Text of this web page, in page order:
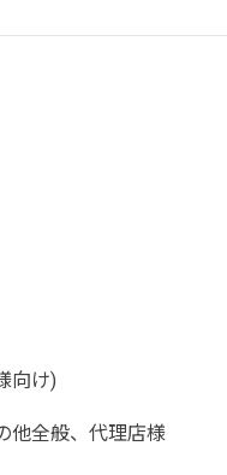
向け)
他全般、代理店様